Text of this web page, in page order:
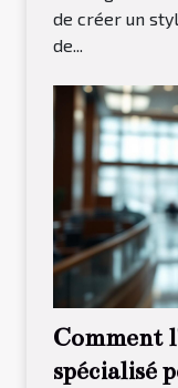
de créer un
de...
Comment
spécialisé